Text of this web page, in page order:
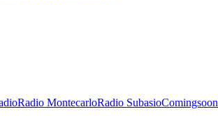
Radio MontecarloRadio SubasioComingsoon